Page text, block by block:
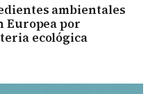
ambientales
Europea por
ecológica